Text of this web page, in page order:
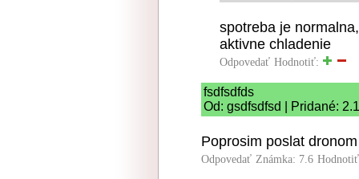
spotreba je
aktivne chladenie
Odpovedať Hodnotiť:
fsdfsdfds
Od: gsdfsdfsd | Pridané:
Poprosim poslat dronom
Odpovedať Známka: 7.6